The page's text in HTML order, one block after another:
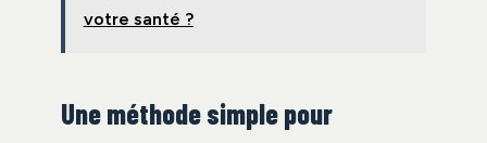
votre santé ?
Une méthode simple pour